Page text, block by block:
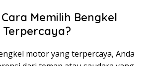
Memilih Bengkel
motor yang terpercaya, Anda